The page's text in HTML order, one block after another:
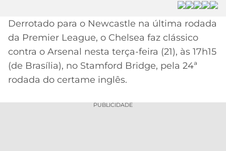
BETBOOM
CÓDIGO
DE
INDICAÇÃO
BET365
PALMEIRAS
CORINTHIANS
SÃO
SÉRIE
LIBERTADORES
ESPORTIVA
MERCADO
DA
BOLA
Acesse o perfil do autor
no Twitter
Derrotado para o Newcastle na última rodada
da Premier League, o Chelsea faz clássico
contra o Arsenal nesta terça-feira (21), às 17h15
(de Brasília), no Stamford Bridge, pela 24ª
rodada do certame inglês.
PUBLICIDADE